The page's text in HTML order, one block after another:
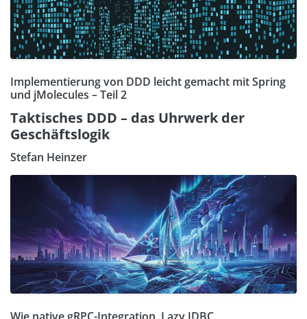
Implementierung von DDD leicht gemacht mit Spring
und jMolecules – Teil 2
Taktisches DDD – das Uhrwerk der
Geschäftslogik
Stefan Heinzer